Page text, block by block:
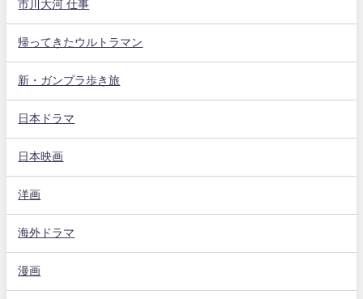
市川大河 仕事
帰ってきたウルトラマン
新・ガンプラ歩き旅
日本ドラマ
日本映画
洋画
海外ドラマ
漫画